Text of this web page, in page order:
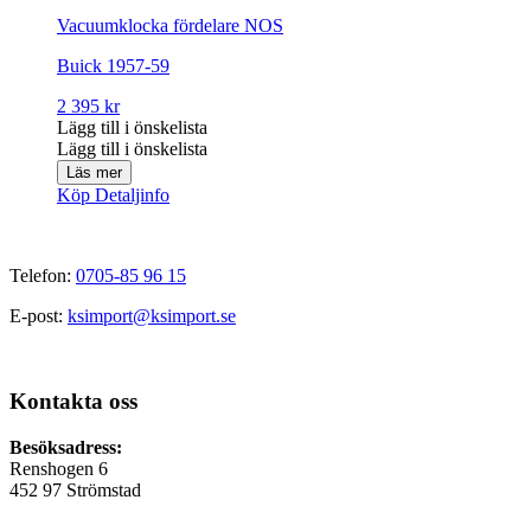
Vacuumklocka fördelare NOS
Buick 1957-59
2 395 kr
Lägg till i önskelista
Lägg till i önskelista
Läs mer
Köp Detaljinfo
Telefon: 0705-85 96 15
E-post: ksimport@ksimport.se
Kontakta oss
Besöksadress:
Renshogen 6
452 97 Strömstad